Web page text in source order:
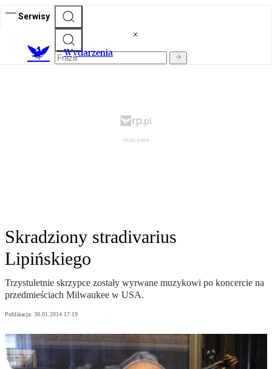
Serwisy
Wydarzenia
Skradziony stradivarius
Lipińskiego
Trzystuletnie skrzypce zostały wyrwane muzykowi po koncercie na
przedmieściach Milwaukee w USA.
Publikacja: 30.01.2014 17:19